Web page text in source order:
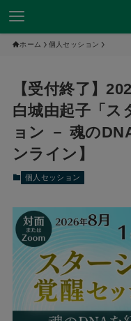
ホーム 個人セッション
【受付終了】
白城由起子「ス
ョン － 魂の
ンライン】
個人セッション